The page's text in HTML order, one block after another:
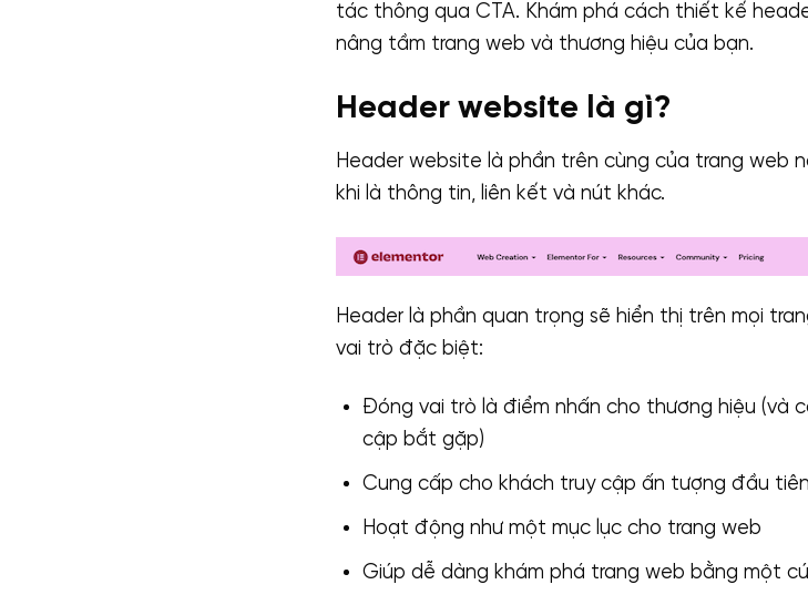
tác thông qua CTA. Khám phá cách thiết kế
nâng tầm trang web và thương hiệu của bạn.
Header website là gì?
Header website là phần trên cùng của trang web
khi là thông tin, liên kết và nút khác.
Header là phần quan trọng sẽ hiển thị trên mọi
vai trò đặc biệt:
Đóng vai trò là điểm nhấn cho thương hiệu (và
cập bắt gặp)
Cung cấp cho khách truy cập ấn tượng đầu
Hoạt động như một mục lục cho trang web
Giúp dễ dàng khám phá trang web bằng một